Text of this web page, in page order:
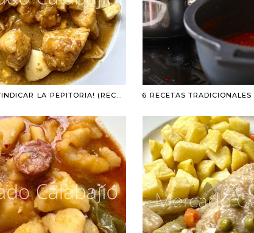
¡HAY QUÉ REIVINDICAR LA PEPITORIA! (RECETA CON POLLO MAGRO)